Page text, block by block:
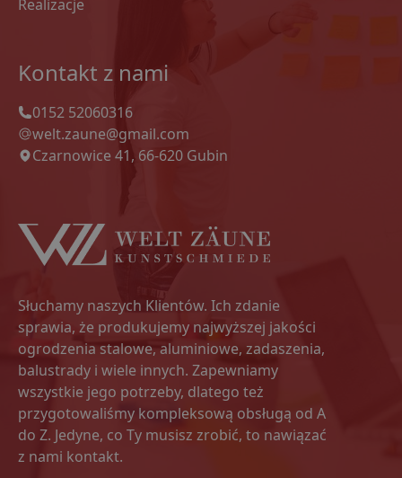
Realizacje
Kontakt z nami
0152 52060316
welt.zaune@gmail.com
Czarnowice 41, 66-620 Gubin
Słuchamy naszych Klientów. Ich zdanie
sprawia, że produkujemy najwyższej jakości
ogrodzenia stalowe, aluminiowe, zadaszenia,
balustrady i wiele innych. Zapewniamy
wszystkie jego potrzeby, dlatego też
przygotowaliśmy kompleksową obsługą od A
do Z. Jedyne, co Ty musisz zrobić, to nawiązać
z nami kontakt.